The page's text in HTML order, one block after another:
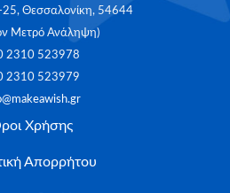
25, Θεσσαλονίκη, 54644
Μετρό Ανάληψη)
2310 523978
2310 523979
Χρήσης
Απορρήτου